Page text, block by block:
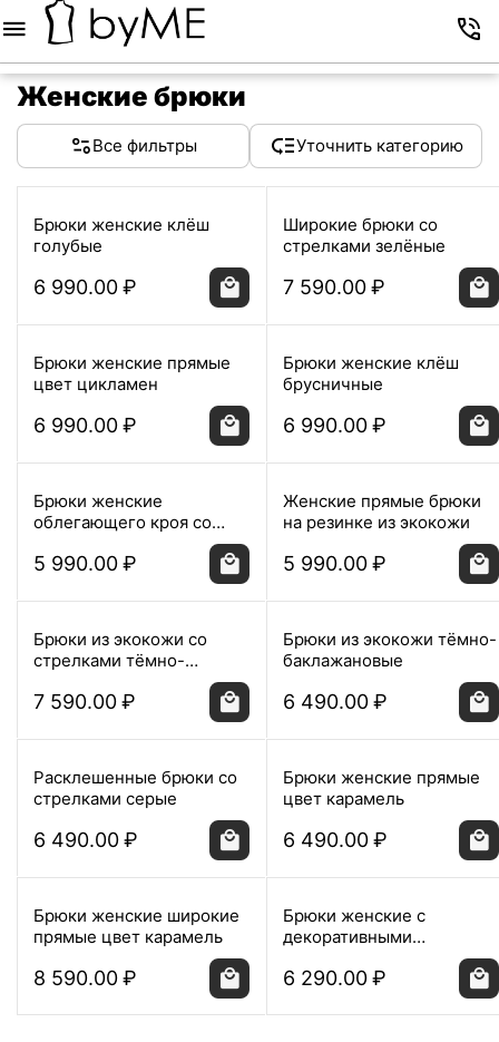
Женские брюки
Все фильтры Уточнить категорию
Брюки женские клёш
голубые
6 990.00₽
Широкие брюки со
стрелками зелёные
7 590.00₽
Брюки женские прямые
цвет цикламен
6 990.00₽
Брюки женские клёш
брусничные
6 990.00₽
Брюки женские
облегающего кроя со
стрелками цвета нави
5 990.00₽
Женские прямые брюки
на резинке из экокожи
5 990.00₽
Брюки из экокожи со
стрелками тёмно-
7 590.00₽
Брюки из экокожи тёмно-
баклажановые
6 490.00₽
Расклешенные брюки со
стрелками серые
6 490.00₽
Брюки женские прямые
цвет карамель
6 490.00₽
Брюки женские широкие
прямые цвет карамель
8 590.00₽
Брюки женские с
декоративными
ремешками коричневые в
полоску
6 290.00₽
Меню Корзина Контакты